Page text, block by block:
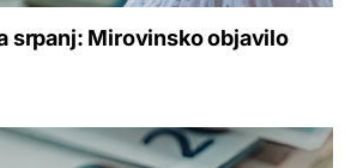
srpanj: Mirovinsko objavilo